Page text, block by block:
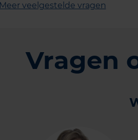
Meer veelgestelde vragen
Vragen